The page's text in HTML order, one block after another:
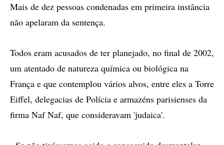
Mais de dez pessoas condenadas em primeira instância
não apelaram da sentença.
Todos eram acusados de ter planejado, no final de 2002,
um atentado de natureza química ou biológica na
França e que contemplou vários alvos, entre eles a Torre
Eiffel, delegacias de Polícia e armazéns parisienses da
firma Naf Naf, que consideravam 'judaica'.